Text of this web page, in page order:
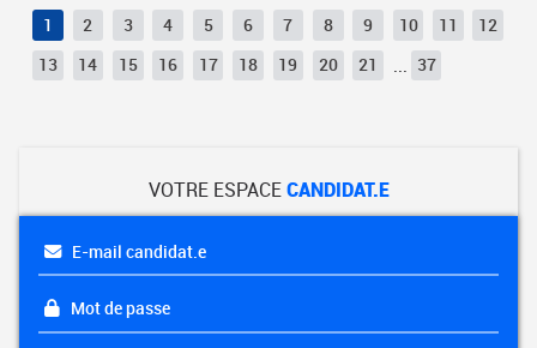
1 2 3 4 5 6 7 8 9 10 11
12
13
14 15 16 17 18 19 20 21 37
VOTRE ESPACECANDIDAT.E
E-mail candidat.e
Mot de passe